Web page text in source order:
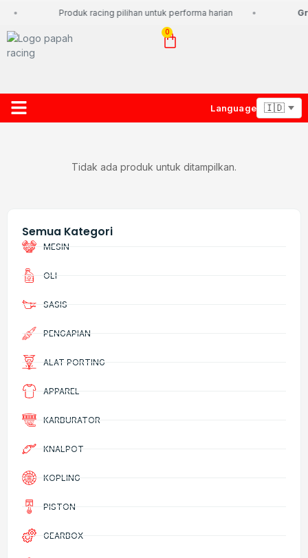
Produk racing pilihan untuk performa harian
0
Language
Semua Kategori
MESIN
OLI
SASIS
PENGAPIAN
ALAT PORTING
APPAREL
KARBURATOR
KNALPOT
KOPLING
PISTON
GEARBOX
Tidak ada produk untuk ditampilkan.